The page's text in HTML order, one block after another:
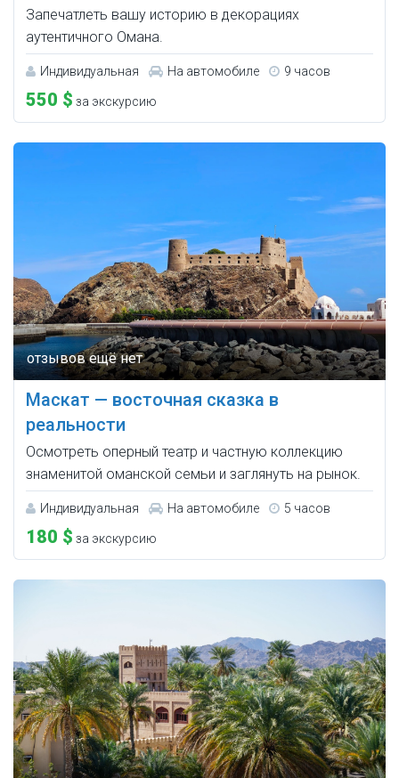
Запечатлеть вашу историю в декорациях
аутентичного Омана.
Индивидуальная На автомобиле 9 часов
550 $ за экскурсию
Маскат — восточная сказка в
реальности
Осмотреть оперный театр и частную коллекцию
знаменитой оманской семьи и заглянуть на рынок.
Индивидуальная На автомобиле 5 часов
180 $ за экскурсию